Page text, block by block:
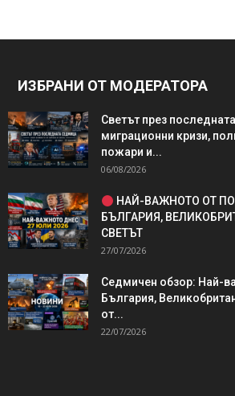
ИЗБРАНИ ОТ МОДЕРАТОРА
Светът през
миграционни кризи,
пожари и...
06/08/2026
НАЙ-ВАЖНОТО ОТ
БЪЛГАРИЯ,
СВЕТЪТ
27/07/2026
Седмичен обзор: Най-
България,
от...
22/07/2026